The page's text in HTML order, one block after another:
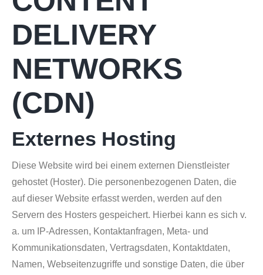
DELIVERY
NETWORKS
(CDN)
Externes Hosting
Diese Website wird bei einem externen Dienstleister
gehostet (Hoster). Die personenbezogenen Daten, die
auf dieser Website erfasst werden, werden auf den
Servern des Hosters gespeichert. Hierbei kann es sich v.
a. um IP-Adressen, Kontaktanfragen, Meta- und
Kommunikationsdaten, Vertragsdaten, Kontaktdaten,
Namen, Webseitenzugriffe und sonstige Daten, die über